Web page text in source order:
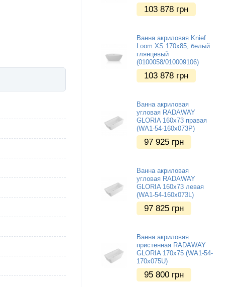
103 878 грн
Ванна акриловая Knief
Loom XS 170х85, белый
глянцевый
(0100058/010009106)
103 878 грн
Ванна акриловая
угловая RADAWAY
GLORIA 160x73 правая
(WA1-54-160x073P)
97 925 грн
Ванна акриловая
угловая RADAWAY
GLORIA 160x73 левая
(WA1-54-160x073L)
97 825 грн
Ванна акриловая
пристенная RADAWAY
GLORIA 170x75 (WA1-54-
170x075U)
95 800 грн